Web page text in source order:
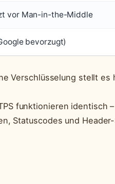
vor Man-in-the-Middle
bevorzugt)
Verschlüsselung stellt es
funktionieren identisch
Statuscodes und